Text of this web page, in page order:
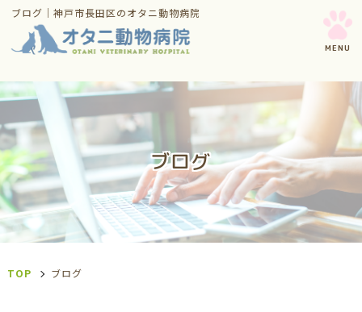
ブログ｜神戸市長田区のオタニ動物病院
ブログ
TOP ブログ